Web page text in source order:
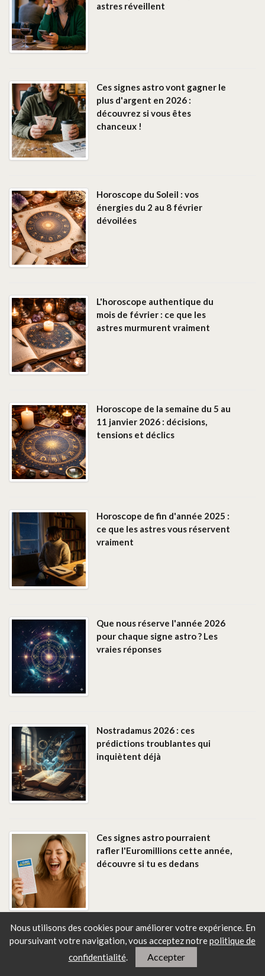
Nous utilisons des cookies pour améliorer votre expérience. En
poursuivant votre navigation, vous acceptez notrepolitique de
confidentialité. Accepter
astres réveillent
Ces signes astro vont gagner le
plus d'argent en 2026 :
découvrez si vous êtes
chanceux !
Horoscope du Soleil : vos
énergies du 2 au 8 février
dévoilées
L'horoscope authentique du
mois de février : ce que les
astres murmurent vraiment
Horoscope de la semaine du 5 au
11 janvier 2026 : décisions,
tensions et déclics
Horoscope de fin d'année 2025 :
ce que les astres vous réservent
vraiment
Que nous réserve l'année 2026
pour chaque signe astro ? Les
vraies réponses
Nostradamus 2026 : ces
prédictions troublantes qui
inquiètent déjà
Ces signes astro pourraient
rafler l'Euromillions cette année,
découvre si tu es dedans
Horoscope 20-26 octobre 2025 :
votre semaine cosmique (et